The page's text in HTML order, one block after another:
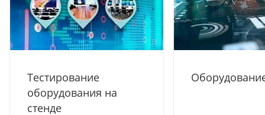
Тестирование
оборудования на
стенде